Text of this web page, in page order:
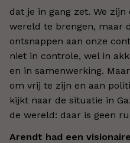
dat je in gang zet. We
wereld te brengen, maar
ontsnappen aan onze
niet in controle, wel in
en in samenwerking.
om vrij te zijn en aan
kijkt naar de situatie in
de wereld: daar is geen
Arendt had een